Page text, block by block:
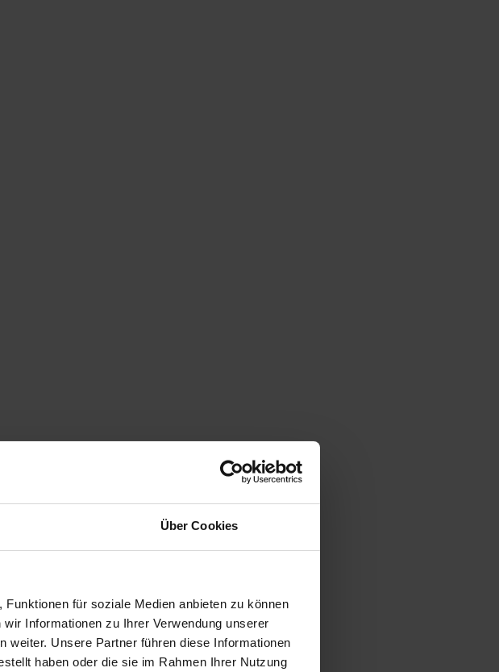
Über Cookies
für soziale Medien anbieten zu können
Informationen zu Ihrer Verwendung unserer
weiter. Unsere Partner führen diese Informationen
haben oder die sie im Rahmen Ihrer Nutzung